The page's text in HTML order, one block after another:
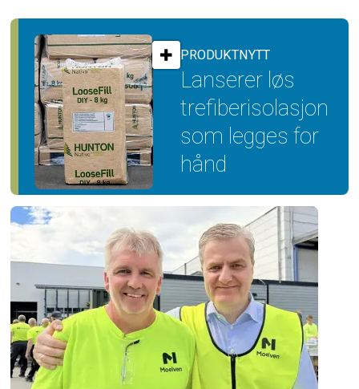
PRODUKTNYTT
Lanserer løs
trefiber­isolasjon
som legges for
hånd